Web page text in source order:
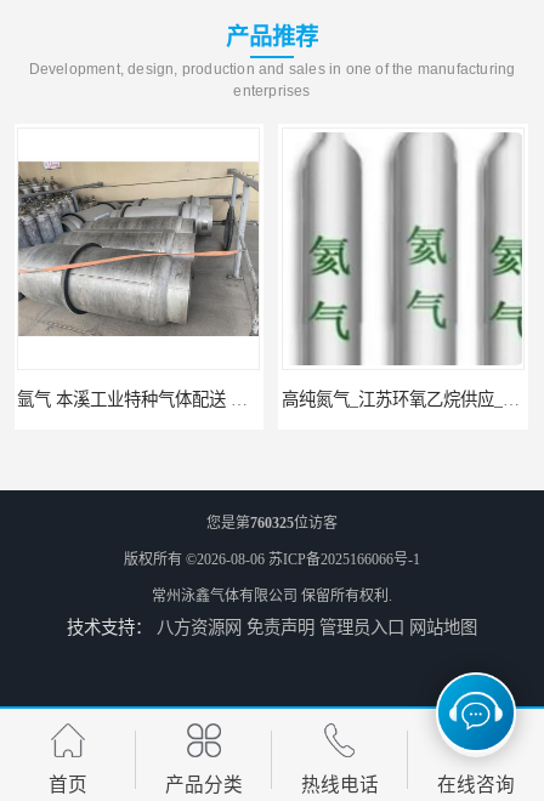
产品推荐
Development, design, production and sales in one of the manufacturing
enterprises
工业气体_无锡环氧乙烷供应_泳鑫气体 江苏环氧乙烷配送_工业气体
您是第760325位访客
版权所有 ©2026-08-06 苏ICP备2025166066号-1
常州泳鑫气体有限公司 保留所有权利.
技术支持： 八方资源网 免责声明 管理员入口 网站地图
首页 产品分类 热线电话 在线咨询